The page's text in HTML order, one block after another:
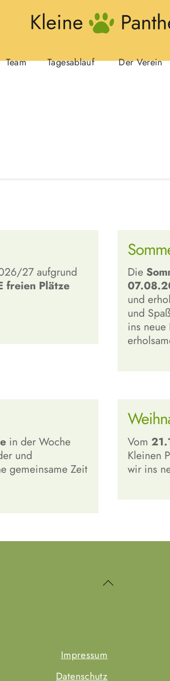
Team Tagesablauf Der Verein
27 aufgrund
freien Plätze
Die
und
und
ins neue
in der Woche
und
gemeinsame Zeit
Vom
Kleinen
wir ins
Back
Impressum
Datenschutz